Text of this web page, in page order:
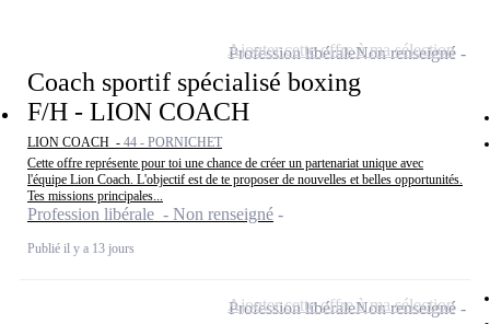
Coach sportif spécialisé boxing
F/H - LION COACH
LION COACH - 44 - PORNICHET
Cette offre représente pour toi une chance de créer un partenariat unique avec
l'équipe Lion Coach. L'objectif est de te proposer de nouvelles et belles opportunités.
Tes missions principales...
Profession libérale - Non renseigné
Publié il y a 13 jours
Profession libéraleNon renseigné
Ajouter cette offre à ma sélection
Profession libéraleNon renseigné
Ajouter cette offre à ma sélection